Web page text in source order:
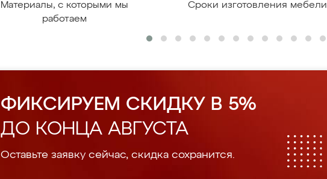
Материалы, с которыми мы
работаем
Сроки изготовления мебели
ФИКСИРУЕМ СКИДКУ В 5%
ДО КОНЦА АВГУСТА
Оставьте заявку сейчас, скидка сохранится.